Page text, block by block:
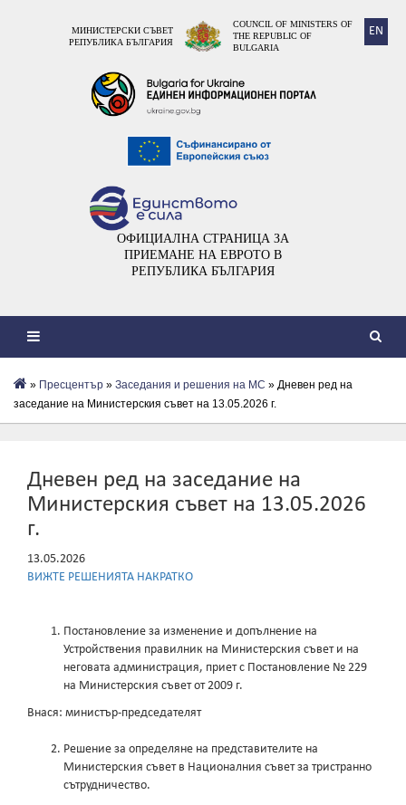
EN
МИНИСТЕРСКИ СЪВЕТ
РЕПУБЛИКА БЪЛГАРИЯ
COUNCIL OF MINISTERS OF
THE REPUBLIC OF
BULGARIA
ОФИЦИАЛНА СТРАНИЦА ЗА
ПРИЕМАНЕ НА ЕВРОТО В
РЕПУБЛИКА БЪЛГАРИЯ
» Пресцентър » Заседания и решения на МС » Дневен ред на
заседание на Министерския съвет на 13.05.2026 г.
Дневен ред на заседание на
Министерския съвет на 13.05.2026
г.
13.05.2026
ВИЖТЕ РЕШЕНИЯТА НАКРАТКО
Постановление за изменение и допълнение на
Устройствения правилник на Министерския съвет и на
неговата администрация, приет с Постановление № 229
на Министерския съвет от 2009 г.
Внася: министър-председателят
Решение за определяне на представителите на
Министерския съвет в Националния съвет за тристранно
сътрудничество.